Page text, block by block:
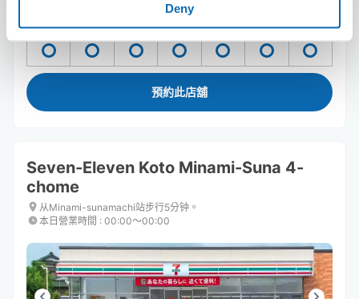
Deny
利用可能時間
預約此店舖
Seven-Eleven Koto Minami-Suna 4-
chome
从Minami-sunamachi站步行5分钟。
本日營業時間 : 00:00〜00:00